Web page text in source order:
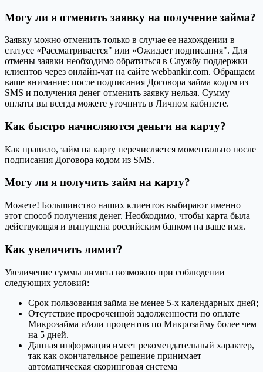
Могу ли я отменить заявку на получение займа?
Заявку можно отменить только в случае ее нахождении в
статусе «Рассматривается" или «Ожидает подписания". Для
отмены заявки необходимо обратиться в Службу поддержки
клиентов через онлайн-чат на сайте webbankir.com. Обращаем
ваше внимание: после подписания Договора займа кодом из
SMS и получения денег отменить заявку нельзя. Сумму
оплаты вы всегда можете уточнить в Личном кабинете.
Как быстро начисляются деньги на карту?
Как правило, займ на карту перечисляется моментально после
подписания Договора кодом из SMS.
Могу ли я получить займ на карту?
Можете! Большинство наших клиентов выбирают именно
этот способ получения денег. Необходимо, чтобы карта была
действующая и выпущена российским банком на ваше имя.
Как увеличить лимит?
Увеличение суммы лимита возможно при соблюдении
следующих условий:
Срок пользования займа не менее 5-х календарных дней;
Отсутствие просроченной задолженности по оплате
Микрозайма и/или процентов по Микрозайму более чем
на 5 дней.
Данная информация имеет рекомендательный характер,
так как окончательное решение принимает
автоматическая скоринговая система